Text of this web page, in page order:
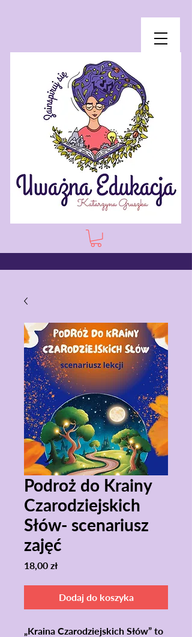
Podroż do Krainy
Czarodziejskich
Słów- scenariusz
zajęć
18,00 złCena
Dodaj do koszyka
„Kraina Czarodziejskich Słów” to